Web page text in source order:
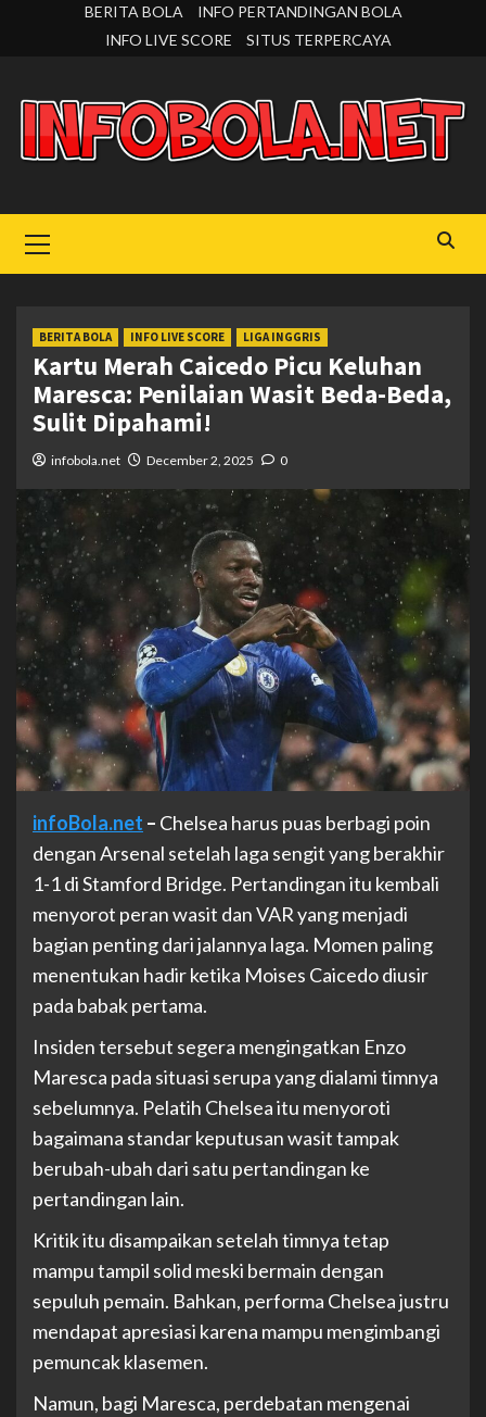
BERITA BOLA
INFO PERTANDINGAN BOLA
INFO LIVE SCORE
SITUS TERPERCAYA
Menu
BERITA BOLA INFO LIVE SCORE LIGA INGGRIS
Kartu Merah Caicedo Picu Keluhan
Maresca: Penilaian Wasit Beda-Beda,
Sulit Dipahami!
infobola.net December 2, 2025 0
infoBola.net – Chelsea harus puas berbagi poin
dengan Arsenal setelah laga sengit yang berakhir
1-1 di Stamford Bridge. Pertandingan itu kembali
menyorot peran wasit dan VAR yang menjadi
bagian penting dari jalannya laga. Momen paling
menentukan hadir ketika Moises Caicedo diusir
pada babak pertama.
Insiden tersebut segera mengingatkan Enzo
Maresca pada situasi serupa yang dialami timnya
sebelumnya. Pelatih Chelsea itu menyoroti
bagaimana standar keputusan wasit tampak
berubah-ubah dari satu pertandingan ke
pertandingan lain.
Kritik itu disampaikan setelah timnya tetap
mampu tampil solid meski bermain dengan
sepuluh pemain. Bahkan, performa Chelsea justru
mendapat apresiasi karena mampu mengimbangi
pemuncak klasemen.
Namun, bagi Maresca, perdebatan mengenai